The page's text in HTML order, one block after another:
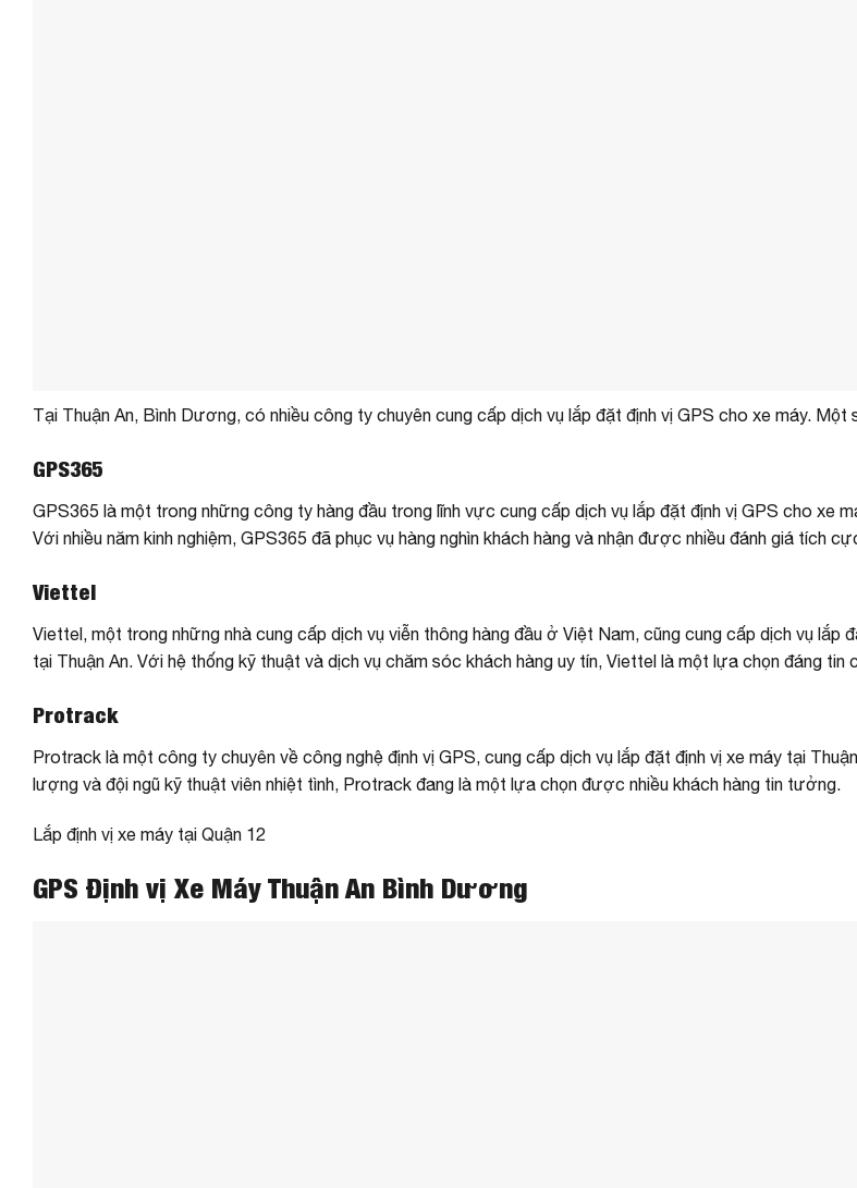
Tại Thuận An, Bình Dương, có nhiều công ty chuyên cung cấp dịch vụ lắp đặt định vị GPS cho xe máy. Một
GPS365
GPS365 là một trong những công ty hàng đầu trong lĩnh vực cung cấp dịch vụ lắp đặt định vị GPS cho xe
Với nhiều năm kinh nghiệm, GPS365 đã phục vụ hàng nghìn khách hàng và nhận được nhiều đánh giá tích
Viettel
Viettel, một trong những nhà cung cấp dịch vụ viễn thông hàng đầu ở Việt Nam, cũng cung cấp dịch vụ lắp
tại Thuận An. Với hệ thống kỹ thuật và dịch vụ chăm sóc khách hàng uy tín, Viettel là một lựa chọn đáng tin
Protrack
Protrack là một công ty chuyên về công nghệ định vị GPS, cung cấp dịch vụ lắp đặt định vị xe máy tại
lượng và đội ngũ kỹ thuật viên nhiệt tình, Protrack đang là một lựa chọn được nhiều khách hàng tin tưởng.
Lắp định vị xe máy tại Quận 12
GPS Định vị Xe Máy Thuận An Bình Dương